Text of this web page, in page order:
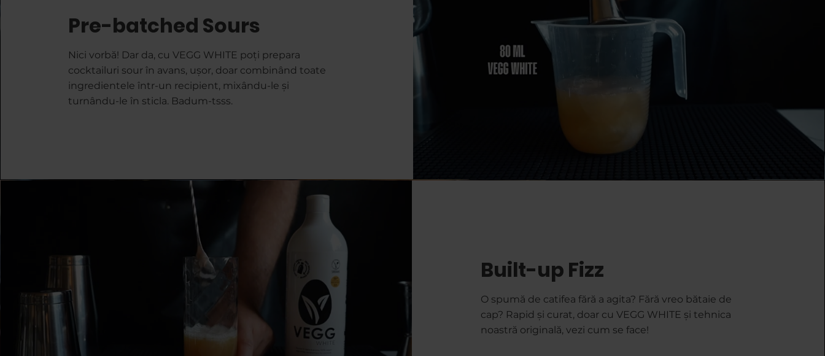
Pre-batched Sours
Nici vorbă! Dar da, cu VEGG WHITE poți prepara
cocktailuri sour în avans, ușor, doar combinând toate
ingredientele într-un recipient, mixându-le și
turnându-le în sticla. Badum-tsss.
Built-up Fizz
O spumă de catifea fără a agita? Fără vreo bătaie de
cap? Rapid și curat, doar cu VEGG WHITE și tehnica
noastră originală, vezi cum se face!